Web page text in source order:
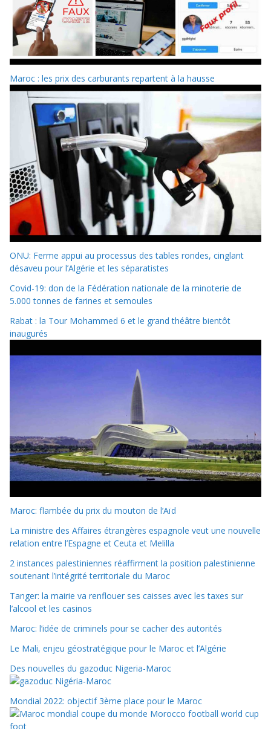
Maroc : les prix des carburants repartent à la hausse
ONU: Ferme appui au processus des tables rondes, cinglant
désaveu pour l’Algérie et les séparatistes
Covid-19: don de la Fédération nationale de la minoterie de
5.000 tonnes de farines et semoules
Rabat : la Tour Mohammed 6 et le grand théâtre bientôt
inaugurés
Maroc: flambée du prix du mouton de l’Aïd
La ministre des Affaires étrangères espagnole veut une nouvelle
relation entre l’Espagne et Ceuta et Melilla
2 instances palestiniennes réaffirment la position palestinienne
soutenant l’intégrité territoriale du Maroc
Tanger: la mairie va renflouer ses caisses avec les taxes sur
l’alcool et les casinos
Maroc: l’idée de criminels pour se cacher des autorités
Le Mali, enjeu géostratégique pour le Maroc et l’Algérie
Des nouvelles du gazoduc Nigeria-Maroc
Mondial 2022: objectif 3ème place pour le Maroc